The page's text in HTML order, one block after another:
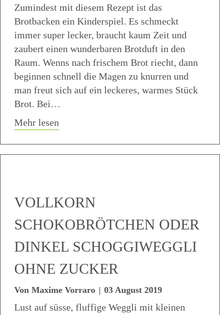
Zumindest mit diesem Rezept ist das
Brotbacken ein Kinderspiel. Es schmeckt
immer super lecker, braucht kaum Zeit und
zaubert einen wunderbaren Brotduft in den
Raum. Wenns nach frischem Brot riecht, dann
beginnen schnell die Magen zu knurren und
man freut sich auf ein leckeres, warmes Stück
Brot. Bei…
Mehr lesen
VOLLKORN
SCHOKOBRÖTCHEN ODER
DINKEL SCHOGGIWEGGLI
OHNE ZUCKER
Von Maxime Vorraro | 03 August 2019
Lust auf süsse, fluffige Weggli mit kleinen